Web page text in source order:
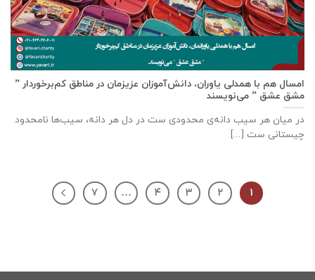
امسال هم با همدلی یاوران، دانش‌آموزان عزیزمان در مناطق کم‌برخوردار ”
مشق عشق ” می‌نویسند
در میان هر سیب دانه‌ی محدودی ست در دل هر دانه، سیب‌ها نامحدود
چیستانی ست [...]
۱ ۲ ۳ ۴ … ۷